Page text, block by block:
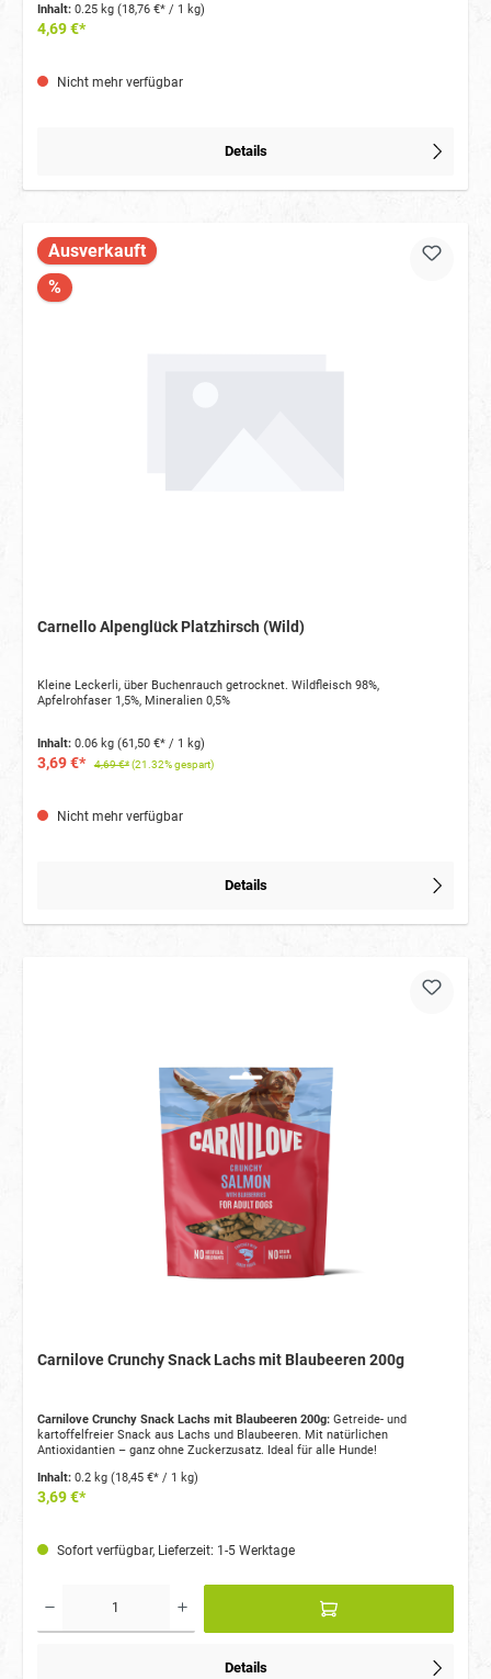
Inhalt: 0.25 kg (18,76 €* / 1 kg)
4,69 €*
Nicht mehr verfügbar
Details
Ausverkauft
%
Carnello Alpenglück Platzhirsch (Wild)
Kleine Leckerli, über Buchenrauch getrocknet. Wildfleisch 98%,
Apfelrohfaser 1,5%, Mineralien 0,5%
Inhalt: 0.06 kg (61,50 €* / 1 kg)
3,69 €* 4,69 €* (21.32% gespart)
Nicht mehr verfügbar
Details
Carnilove Crunchy Snack Lachs mit Blaubeeren 200g
Carnilove Crunchy Snack Lachs mit Blaubeeren 200g: Getreide- und
kartoffelfreier Snack aus Lachs und Blaubeeren. Mit natürlichen
Antioxidantien – ganz ohne Zuckerzusatz. Ideal für alle Hunde!
Inhalt: 0.2 kg (18,45 €* / 1 kg)
3,69 €*
Sofort verfügbar, Lieferzeit: 1-5 Werktage
Details